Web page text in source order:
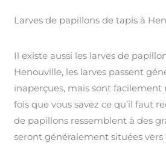
Larves de papillons de tapis à
Il existe aussi les larves de
Henouville, les larves passent
inaperçues, mais sont facilement
fois que vous savez ce qu’il faut
de papillons ressemblent à des
seront généralement situées vers